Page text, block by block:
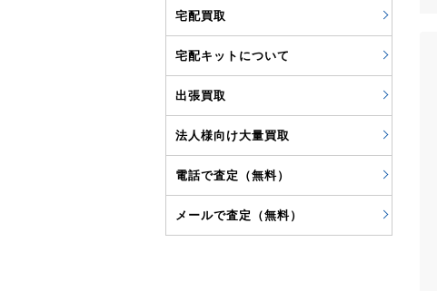
宅配買取
宅配キットについて
出張買取
法人様向け大量買取
電話で査定（無料）
メールで査定（無料）